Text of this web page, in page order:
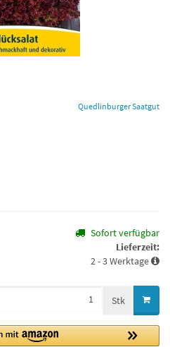
Quedlinburger Saatgut
Sofort verfügbar
Lieferzeit:
2 - 3 Werktage
Stk